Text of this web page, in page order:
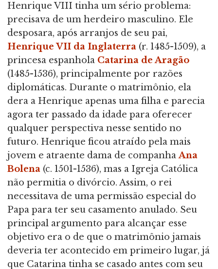
Henrique VIII tinha um sério problema:
precisava de um herdeiro masculino. Ele
desposara, após arranjos de seu pai,
Henrique VII da Inglaterra (r. 1485-1509), a
princesa espanhola Catarina de Aragão
(1485-1536), principalmente por razões
diplomáticas. Durante o matrimônio, ela
dera a Henrique apenas uma filha e parecia
agora ter passado da idade para oferecer
qualquer perspectiva nesse sentido no
futuro. Henrique ficou atraído pela mais
jovem e atraente dama de companhaAna
Bolena (c. 1501-1536), mas a Igreja Católica
não permitia o divórcio. Assim, o rei
necessitava de uma permissão especial do
Papa para ter seu casamento anulado. Seu
principal argumento para alcançar esse
objetivo era o de que o matrimônio jamais
deveria ter acontecido em primeiro lugar, já
que Catarina tinha se casado antes com seu